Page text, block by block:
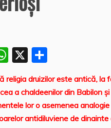
W
h
at
s
A
X
a
rt
aj
e
religia druizilor este antică, la
a chaldeenilor din Babilon
lor o asemenea
antidiluviene de